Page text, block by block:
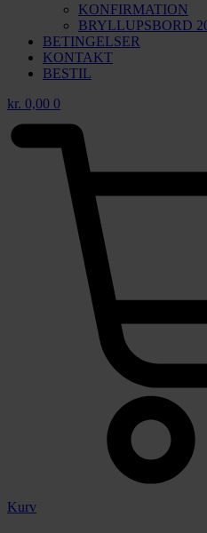
KONFIRMATION
BRYLLUPSBORD
BETINGELSER
KONTAKT
BESTIL
kr. 0,00 0
Kurv